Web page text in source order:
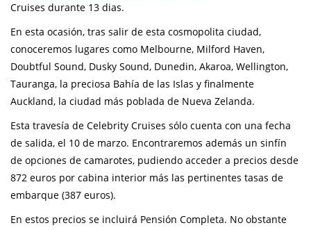
Cruises durante 13 dias.
En esta ocasión, tras salir de esta cosmopolita ciudad,
conoceremos lugares como Melbourne, Milford Haven,
Doubtful Sound, Dusky Sound, Dunedin, Akaroa, Wellington,
Tauranga, la preciosa Bahía de las Islas y finalmente
Auckland, la ciudad más poblada de Nueva Zelanda.
Esta travesía de Celebrity Cruises sólo cuenta con una fecha
de salida, el 10 de marzo. Encontraremos además un sinfín
de opciones de camarotes, pudiendo acceder a precios desde
872 euros por cabina interior más las pertinentes tasas de
embarque (387 euros).
En estos precios se incluirá Pensión Completa. No obstante